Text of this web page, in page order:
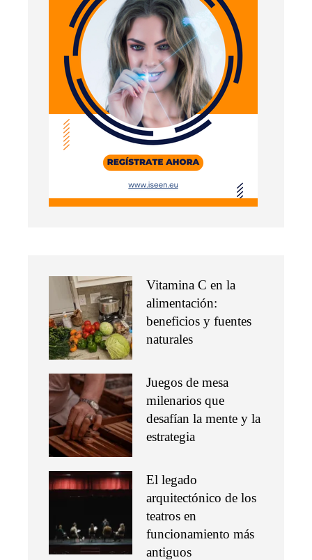
Vitamina C en la
alimentación:
beneficios y fuentes
naturales
Juegos de mesa
milenarios que
desafían la mente y la
estrategia
El legado
arquitectónico de los
teatros en
funcionamiento más
antiguos